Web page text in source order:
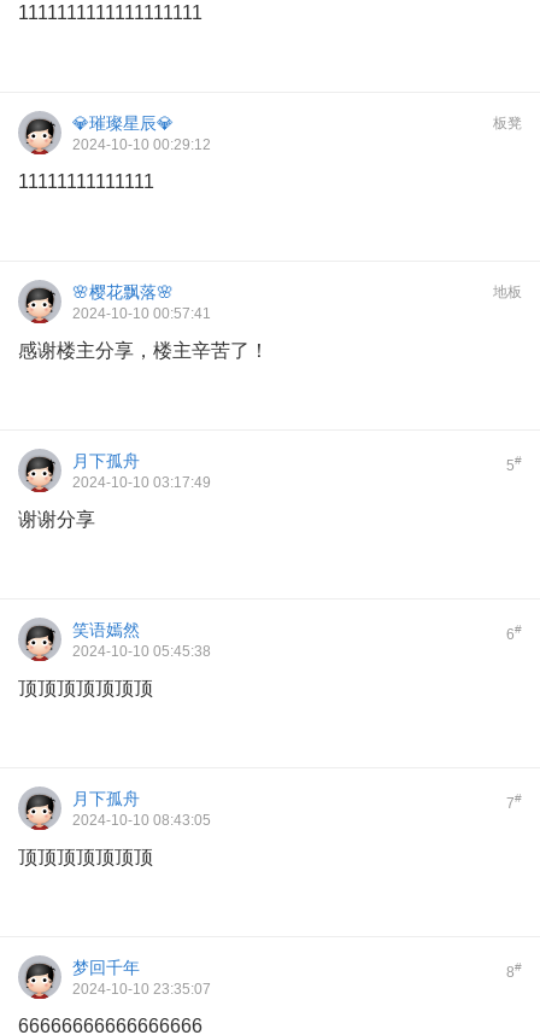
1111111111111111111
板凳
💎璀璨星辰💎
2024-10-10 00:29:12
11111111111111
地板
🌸樱花飘落🌸
2024-10-10 00:57:41
感谢楼主分享，楼主辛苦了！
5#
月下孤舟
2024-10-10 03:17:49
谢谢分享
6#
笑语嫣然
2024-10-10 05:45:38
顶顶顶顶顶顶顶
7#
月下孤舟
2024-10-10 08:43:05
顶顶顶顶顶顶顶
8#
梦回千年
2024-10-10 23:35:07
66666666666666666